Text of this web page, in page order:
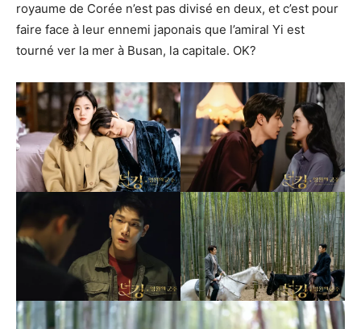
royaume de Corée n’est pas divisé en deux, et c’est pour
faire face à leur ennemi japonais que l’amiral Yi est
tourné ver la mer à Busan, la capitale. OK?